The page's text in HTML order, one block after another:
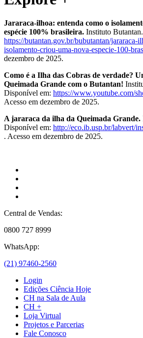
Jararaca-ilhoa: entenda como o
espécie 100% brasileira. Instituto
https://butantan.gov.br/bubutantan/jararaca-
isolamento-criou-uma-nova-especie-100-
dezembro de 2025.
Como é a Ilha das Cobras de verdade?
Queimada Grande com o Butantan!
Disponível em: https://www.youtube.com/
Acesso em dezembro de 2025.
A jararaca da ilha da Queimada Grande.
Disponível em: http://eco.ib.usp.br/labvert/
. Acesso em dezembro de 2025.
Central de Vendas:
0800 727 8999
WhatsApp:
(21) 97460-2560
Login
Edições Ciência Hoje
CH na Sala de Aula
CH +
Loja Virtual
Projetos e Parcerias
Fale Conosco